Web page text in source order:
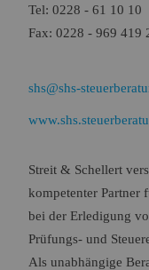
Tel: 0228 - 61 10 10
Fax: 0228 - 969 419
shs@shs-
Streit & Schellert
kompetenter Partner
bei der Erledigung
Prüfungs- und
Als unabhängige